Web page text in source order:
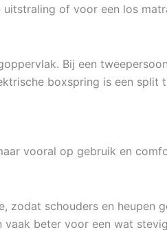
of voor een los
Bij een
boxspring is een split
vooral op gebruik en
zodat schouders en heupen
beter voor een wat